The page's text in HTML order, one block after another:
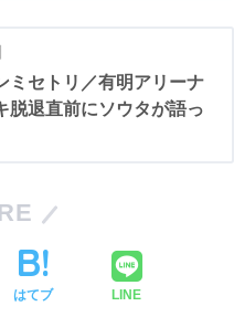
ミセトリ／有明アリーナ
脱退直前にソウタが語っ
はてブ LINE